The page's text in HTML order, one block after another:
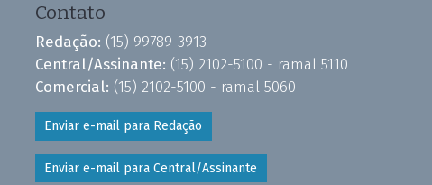
Contato
Redação: (15) 99789-3913
Central/Assinante: (15) 2102-5100 - ramal 5110
Comercial: (15) 2102-5100 - ramal 5060
Enviar e-mail para Redação
Enviar e-mail para Central/Assinante